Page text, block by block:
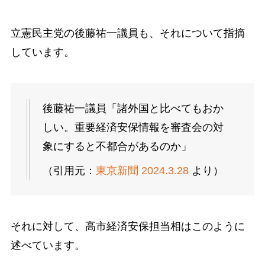
立憲民主党の後藤祐一議員も、それについて指摘
しています。
後藤祐一議員「諸外国と比べてもおか
しい。重要経済安保情報を審査会の対
象にすると不都合があるのか」
（引用元： 東京新聞 2024.3.28より）
それに対して、高市経済安保担当相はこのように
述べています。